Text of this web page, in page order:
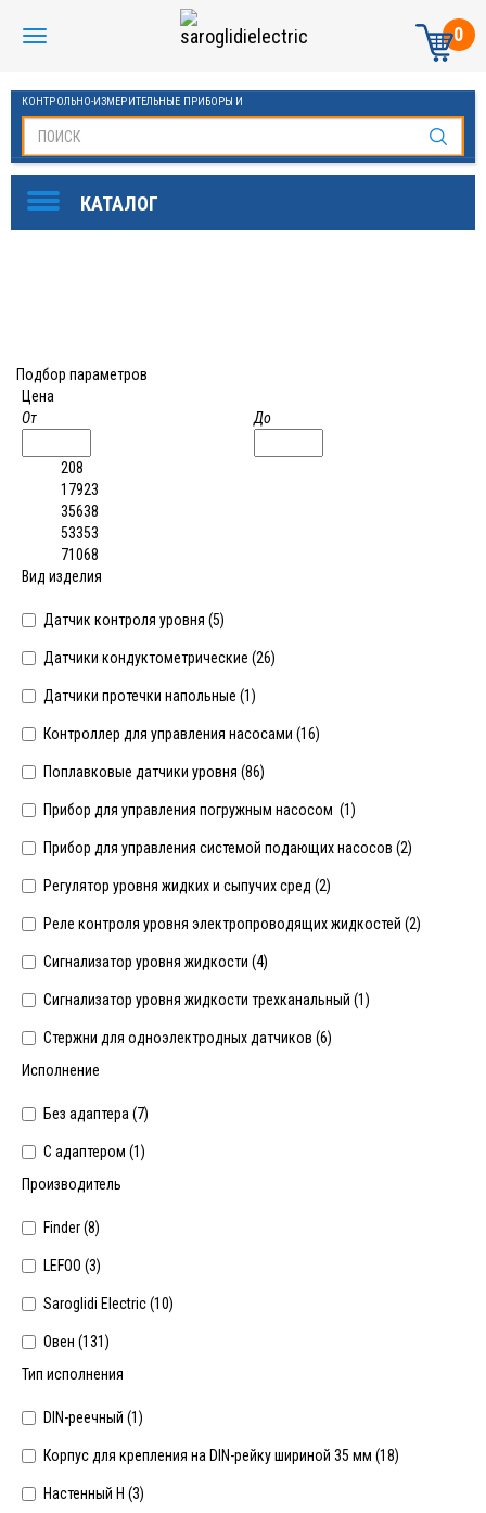
0
КОНТРОЛЬНО-ИЗМЕРИТЕЛЬНЫЕ ПРИБОРЫ И
Подбор параметров
Цена
От
До
208
17923
35638
53353
71068
Вид изделия
Датчик контроля уровня (5)
Датчики кондуктометрические (26)
Датчики протечки напольные (1)
Контроллер для управления насосами (16)
Поплавковые датчики уровня (86)
Прибор для управления погружным насосом (1)
Прибор для управления системой подающих насосов (2)
Регулятор уровня жидких и сыпучих сред (2)
Реле контроля уровня электропроводящих жидкостей (2)
Сигнализатор уровня жидкости (4)
Сигнализатор уровня жидкости трехканальный (1)
Стержни для одноэлектродных датчиков (6)
Исполнение
Без адаптера (7)
С адаптером (1)
Производитель
Finder (8)
LEFOO (3)
Saroglidi Electric (10)
Овен (131)
Тип исполнения
DIN-реечный (1)
Корпус для крепления на DIN-рейку шириной 35 мм (18)
Настенный Н (3)